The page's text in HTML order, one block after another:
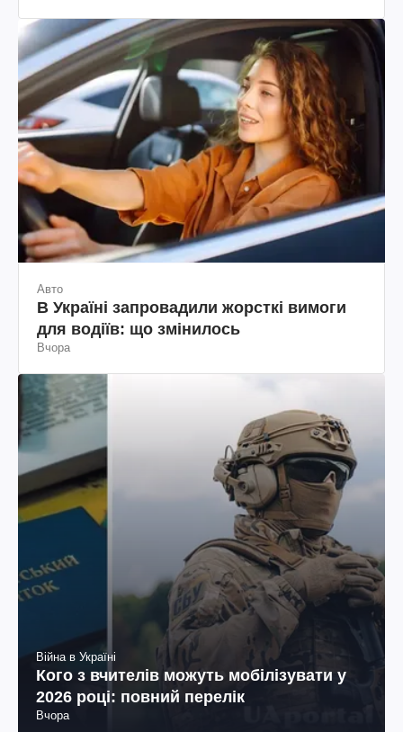
Авто
В Україні запровадили жорсткі вимоги
для водіїв: що змінилось
Вчора
Війна в Україні
Кого з вчителів можуть мобілізувати у
2026 році: повний перелік
Вчора